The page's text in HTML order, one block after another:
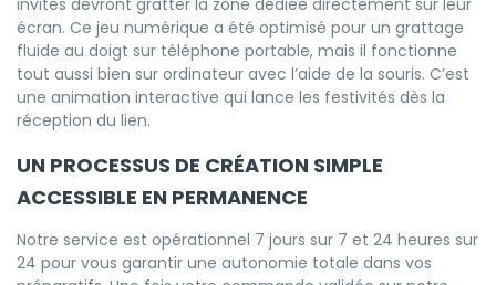
écran. Ce jeu numérique a été optimisé pour un grattage
fluide au doigt sur téléphone portable, mais il fonctionne
tout aussi bien sur ordinateur avec l’aide de la souris. C’est
une animation interactive qui lance les festivités dès la
réception du lien.
UN PROCESSUS DE CRÉATION SIMPLE
ACCESSIBLE EN PERMANENCE
Notre service est opérationnel 7 jours sur 7 et 24 heures sur
24 pour vous garantir une autonomie totale dans vos